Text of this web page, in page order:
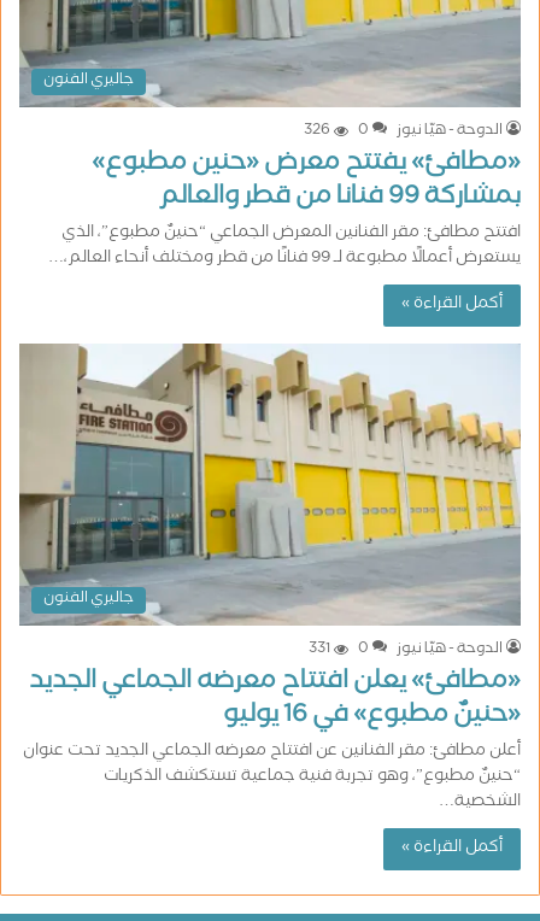
جاليري الفنون
الدوحة - هيّا نيوز
0
326
«مطافئ» يفتتح معرض «حنين مطبوع»
بمشاركة 99 فنانا من قطر والعالم
افتتح مطافئ: مقر الفنانين المعرض الجماعي “حنينٌ مطبوع”، الذي
يستعرض أعمالًا مطبوعة لـ 99 فنانًا من قطر ومختلف أنحاء العالم،…
أكمل القراءة »
جاليري الفنون
الدوحة - هيّا نيوز
0
331
«مطافئ» يعلن افتتاح معرضه الجماعي الجديد
«حنينٌ مطبوع» في 16 يوليو
أعلن مطافئ: مقر الفنانين عن افتتاح معرضه الجماعي الجديد تحت عنوان
“حنينٌ مطبوع”، وهو تجربة فنية جماعية تستكشف الذكريات
الشخصية…
أكمل القراءة »